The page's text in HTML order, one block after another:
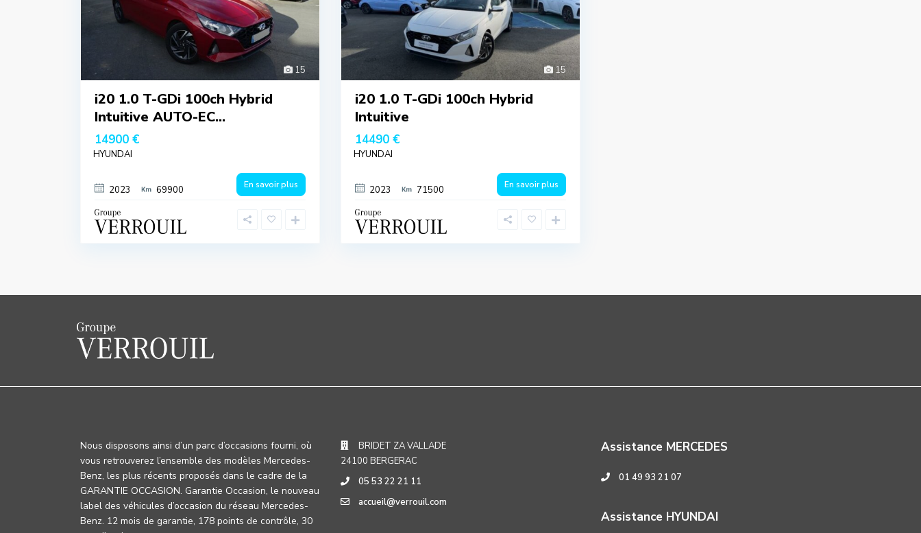
15
i20 1.0 T-GDi 100ch Hybrid
Intuitive AUTO-EC...
14900 €
HYUNDAI
2023 69900 En savoir plus
15
i20 1.0 T-GDi 100ch Hybrid
Intuitive
14490 €
HYUNDAI
2023 71500 En savoir plus
Nous disposons ainsi d’un parc d’occasions fourni, où
vous retrouverez l’ensemble des modèles Mercedes-
Benz, les plus récents proposés dans le cadre de la
GARANTIE OCCASION. Garantie Occasion, le nouveau
label des véhicules d’occasion du réseau Mercedes-
Benz. 12 mois de garantie, 178 points de contrôle, 30
BRIDET ZA VALLADE
24100 BERGERAC
05 53 22 21 11
accueil@verrouil.com
Assistance MERCEDES
01 49 93 21 07
Assistance HYUNDAI